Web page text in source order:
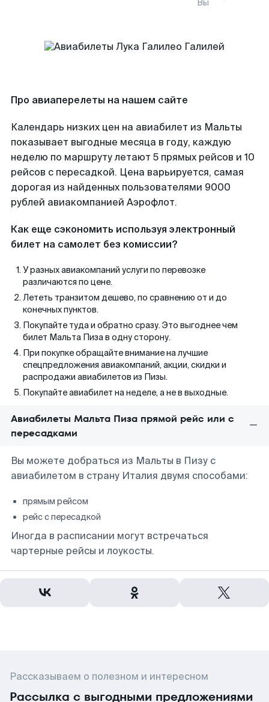
Вы
Про авиаперелеты на нашем сайте
Календарь низких цен на авиабилет из Мальты
показывает выгодные месяца в году, каждую
неделю по маршруту летают 5 прямых рейсов и 10
рейсов с пересадкой. Цена варьируется, самая
дорогая из найденных пользователями 9000
рублей авиакомпанией Аэрофлот.
Как еще сэкономить используя электронный
билет на самолет без комиссии?
У разных авиакомпаний услуги по перевозке
различаются по цене.
Лететь транзитом дешево, по сравнению от и до
конечных пунктов.
Покупайте туда и обратно сразу. Это выгоднее чем
билет Мальта Пиза в одну сторону.
При покупке обращайте внимание на лучшие
спецпредложения авиакомпаний, акции, скидки и
распродажи авиабилетов из Пизы.
Покупайте авиабилет на неделе, а не в выходные.
Авиабилеты Мальта Пиза прямой рейс или с
пересадками
Вы можете добраться из Мальты в Пизу с
авиабилетом в страну Италия двумя способами:
прямым рейсом
рейс с пересадкой
Иногда в расписании могут встречаться
чартерные рейсы и лоукосты.
Рассказываем о полезном и интересном
Рассылка с выгодными предложениями